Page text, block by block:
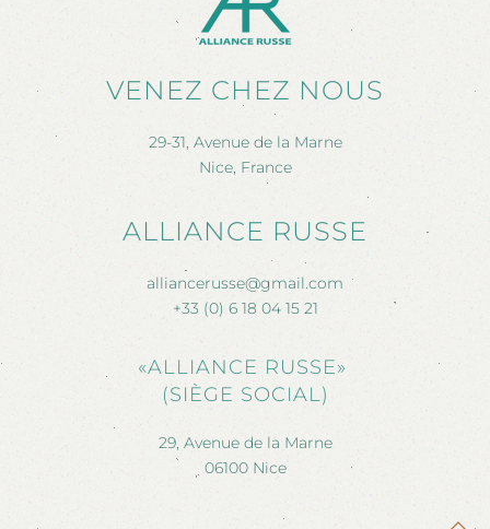
VENEZ CHEZ NOUS
29-31, Avenue de la Marne
Nice, France
ALLIANCE RUSSE
alliancerusse@gmail.com
+33 (0) 6 18 04 15 21
«ALLIANCE RUSSE»
(SIÈGE SOCIAL)
29, Avenue de la Marne
06100 Nice